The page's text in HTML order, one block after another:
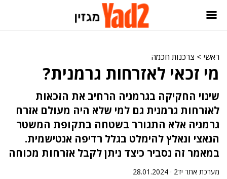
ראשי > צרכנות חכמה
מי זכאי לאזרחות גרמנית?
שינוי החקיקה בגרמניה הרחיב את הזכאות
לאזרחות גרמנית גם למי שלא היה מעולם אזרח
גרמניה אלא התגורר בשטחה בתקופת המשטר
הנאצי ונאלץ להימלט בגלל רדיפה אנטישמית.
במאמר זה נסביר כיצד ניתן לקבל אזרחות מכוחה
מערכת אתר יד2 · 28.01.2024